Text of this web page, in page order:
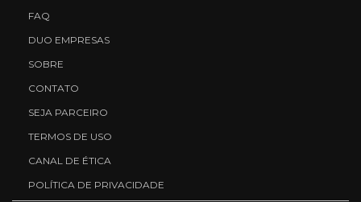
FAQ
DUO EMPRESAS
SOBRE
CONTATO
SEJA PARCEIRO
TERMOS DE USO
CANAL DE ÉTICA
POLÍTICA DE PRIVACIDADE